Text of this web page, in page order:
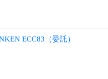
ECC83（委託）